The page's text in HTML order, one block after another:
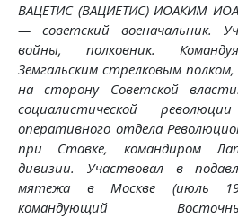
ВАЦЕТИС (ВАЦИЕТИС) ИОАКИМ
— советский военачальник.
войны, полковник.
Земгальским стрелковым
на сторону Советской
социалистической
оперативного отдела
при Ставке, командиром
дивизии. Участвовал в
мятежа в Москве (июль
командующий